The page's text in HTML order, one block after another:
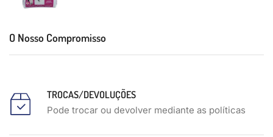
O Nosso Compromisso
TROCAS/DEVOLUÇÕES
Pode trocar ou devolver mediante as políticas